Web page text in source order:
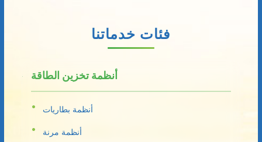
فئات خدماتنا
أنظمة تخزين الطاقة
أنظمة بطاريات
أنظمة مرنة